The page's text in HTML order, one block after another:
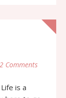
2 Comments
is a